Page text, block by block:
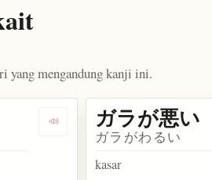
yang mengandung kanji ini.
Dengarkan kosakata 柄
ガラが悪い
ガラがわるい
kasar